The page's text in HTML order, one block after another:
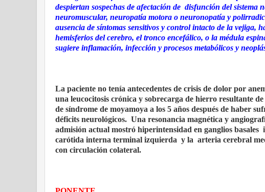
despiertan sospechas de afectación de disfunción del sistema
neuromuscular, neuropatía motora o neuronopatía y
ausencia de síntomas sensitivos y control intacto de la vejiga,
hemisferios del cerebro, el tronco encefálico, o la médula
sugiere inflamación, infección y procesos metabólicos y
La paciente no tenía antecedentes de crisis de dolor por
una leucocitosis crónica y sobrecarga de hierro resultante
de síndrome de moyamoya a los 5 años después de haber
déficits neurológicos. Una resonancia magnética y
admisión actual mostró hiperintensidad en ganglios basales
carótida interna terminal izquierda y la arteria cerebral
con circulación colateral.